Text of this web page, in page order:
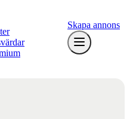
Skapa annons